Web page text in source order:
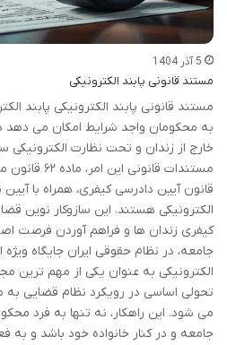
5 آذر 1404
مستند قانونی پابند الکترونیکی
مستند قانونی پابند الکترونیکی پابند
به محکومان واجد شرایط امکان می
خارج از زندان و تحت نظارت الکترونیکی
قانون آیین دادرسی کیفری، همراه با
الکترونیکی هستند. این سازوکار نوین
کیفری زندان ها و فراهم آوردن فرصت
جامعه، در نظام حقوقی ایران جایگاه ویژه
الکترونیکی به عنوان یکی از مهم ترین
تحولی اساسی در رویکرد نظام قضایی
می شود. این راهکار، نه تنها به فرد
جامعه و در کنار خانواده خود باشد و به